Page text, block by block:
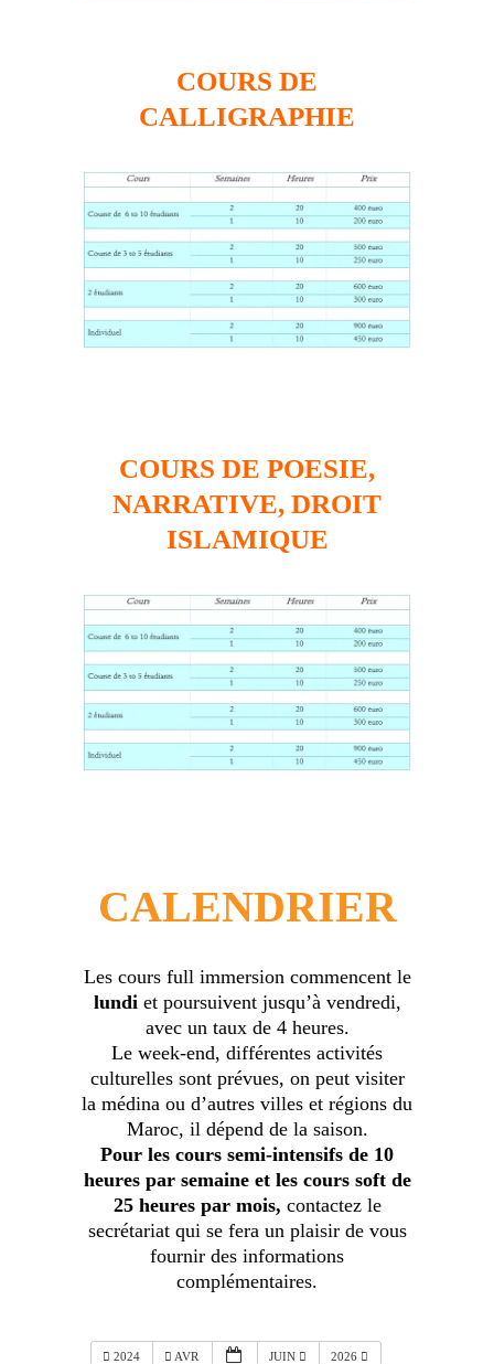
COURS DE
CALLIGRAPHIE
COURS DE POESIE,
NARRATIVE, DROIT
ISLAMIQUE
CALENDRIER
Les cours full immersion commencent le
lundi et poursuivent jusqu’à vendredi,
avec un taux de 4 heures.
Le week-end, différentes activités
culturelles sont prévues, on peut visiter
la médina ou d’autres villes et régions du
Maroc, il dépend de la saison.
Pour les cours semi-intensifs de 10
heures par semaine et les cours soft de
25 heures par mois, contactez le
secrétariat qui se fera un plaisir de vous
fournir des informations
complémentaires.
2024 AVR JUIN 2026